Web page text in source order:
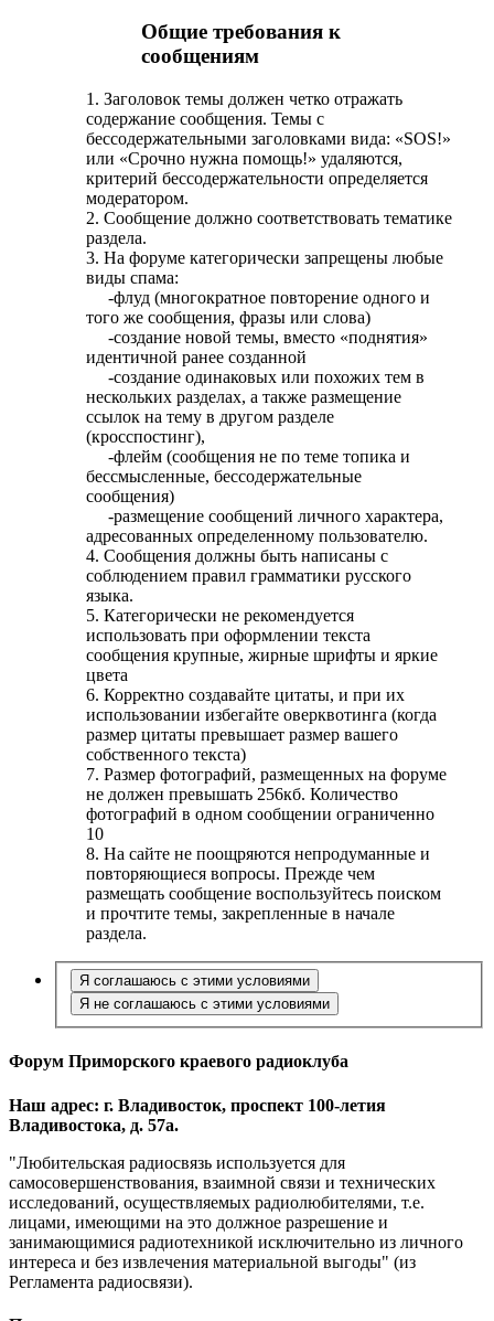
Общие требования к
сообщениям
1. Заголовок темы должен четко отражать
содержание сообщения. Темы с
бессодержательными заголовками вида: «SOS!»
или «Срочно нужна помощь!» удаляются,
критерий бессодержательности определяется
модератором.
2. Сообщение должно соответствовать тематике
раздела.
3. На форуме категорически запрещены любые
виды спама:
-флуд (многократное повторение одного и
того же сообщения, фразы или слова)
-создание новой темы, вместо «поднятия»
идентичной ранее созданной
-создание одинаковых или похожих тем в
нескольких разделах, а также размещение
ссылок на тему в другом разделе
(кросспостинг),
-флейм (сообщения не по теме топика и
бессмысленные, бессодержательные
сообщения)
-размещение сообщений личного характера,
адресованных определенному пользователю.
4. Сообщения должны быть написаны с
соблюдением правил грамматики русского
языка.
5. Категорически не рекомендуется
использовать при оформлении текста
сообщения крупные, жирные шрифты и яркие
цвета
6. Корректно создавайте цитаты, и при их
использовании избегайте оверквотинга (когда
размер цитаты превышает размер вашего
собственного текста)
7. Размер фотографий, размещенных на форуме
не должен превышать 256кб. Количество
фотографий в одном сообщении ограниченно
10
8. На сайте не поощряются непродуманные и
повторяющиеся вопросы. Прежде чем
размещать сообщение воспользуйтесь поиском
и прочтите темы, закрепленные в начале
раздела.
Форум Приморского краевого радиоклуба
Наш адрес: г. Владивосток, проспект 100-летия
Владивостока, д. 57а.
"Любительская радиосвязь используется для
самосовершенствования, взаимной связи и технических
исследований, осуществляемых радиолюбителями, т.е.
лицами, имеющими на это должное разрешение и
занимающимися радиотехникой исключительно из личного
интереса и без извлечения материальной выгоды" (из
Регламента радиосвязи).